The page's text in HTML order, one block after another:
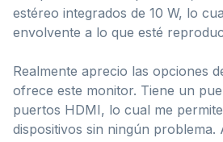
estéreo integrados de 10 W, lo
envolvente a lo que esté
Realmente aprecio las opciones
ofrece este monitor. Tiene un
puertos HDMI, lo cual me
dispositivos sin ningún problema.